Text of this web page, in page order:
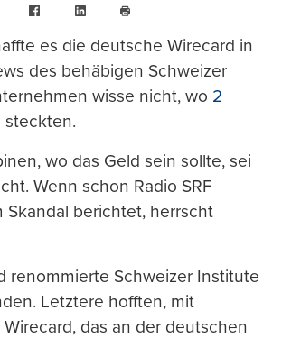
Twitter FacebookLinkedIn
drucken
es die deutsche Wirecard in
des behäbigen Schweizer
wisse nicht, wo 2
steckten.
wo das Geld sein sollte, sei
Wenn schon Radio SRF
Skandal berichtet, herrscht
renommierte Schweizer Institute
Letztere hofften, mit
das an der deutschen